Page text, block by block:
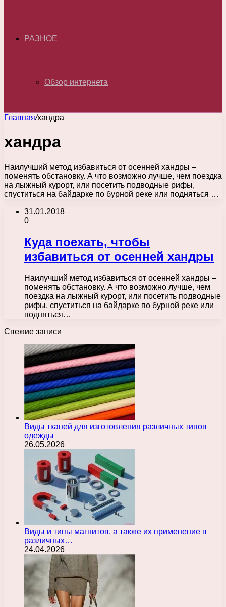
РАЗНОЕ
Обзор интернета
Главная/хандра
хандра
Наилучший метод избавиться от осенней хандры –
поменять обстановку. А что возможно лучше, чем поездка
на лыжный курорт, или посетить подводные рифы,
спуститься на байдарке по бурной реке или подняться …
31.01.2018
0
Куда поехать, чтобы
избавиться от осенней хандры
Наилучший метод избавиться от осенней хандры –
поменять обстановку. А что возможно лучше, чем
поездка на лыжный курорт, или посетить подводные
рифы, спуститься на байдарке по бурной реке или
подняться…
Свежие записи
Виды тканей для изготовления различных типов
одежды
26.05.2026
Виды и типы магнитов, а также их применение в
различных…
24.04.2026